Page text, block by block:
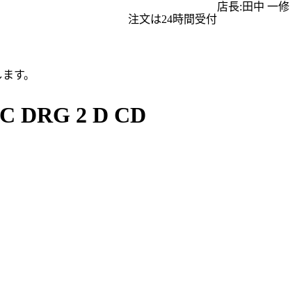
店長:田中 一修
注文は24時間受付
す。
DRG 2 D CD